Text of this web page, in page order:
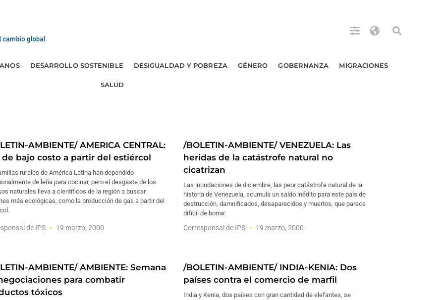
DESARROLLO SOSTENIBLE DESIGUALDAD Y POBREZA GÉNERO GOBERNANZA MIGRACIONES
SALUD
AMBIENTE/ AMERICA CENTRAL:
de bajo costo a partir del estiércol
rurales de América Latina han dependido
de leña para cocinar, pero el desgaste de los
naturales lleva a científicos de la región a buscar
más ecológicas, como la producción de gas a partir del
de IPS 19 marzo, 2000
/BOLETIN-AMBIENTE/ VENEZUELA: Las
heridas de la catástrofe natural no
cicatrizan
Las inundaciones de diciembre, las peor catástrofe natural de la
historia de Venezuela, acumula un saldo inédito para este país de
destrucción, damnificados, desaparecidos y muertos, que parece
difícil de borrar.
Corresponsal de IPS 19 marzo, 2000
AMBIENTE/ AMBIENTE: Semana
para combatir
tóxicos
/BOLETIN-AMBIENTE/ INDIA-KENIA: Dos
países contra el comercio de marfil
India y Kenia, dos países con gran cantidad de elefantes, se